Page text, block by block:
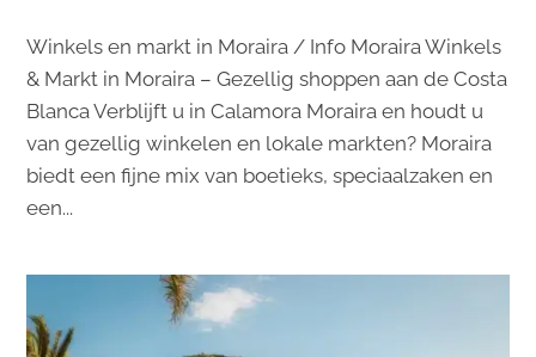
Winkels en markt in Moraira / Info Moraira Winkels
& Markt in Moraira – Gezellig shoppen aan de Costa
Blanca Verblijft u in Calamora Moraira en houdt u
van gezellig winkelen en lokale markten? Moraira
biedt een fijne mix van boetieks, speciaalzaken en
een...